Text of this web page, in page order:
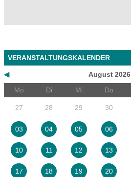
VERANSTALTUNGSKALENDER
◀
August 2026
Mo
Di Mi Do
27 28 29 30
03 04 05 06
10 11 12 13
17 18 19 20